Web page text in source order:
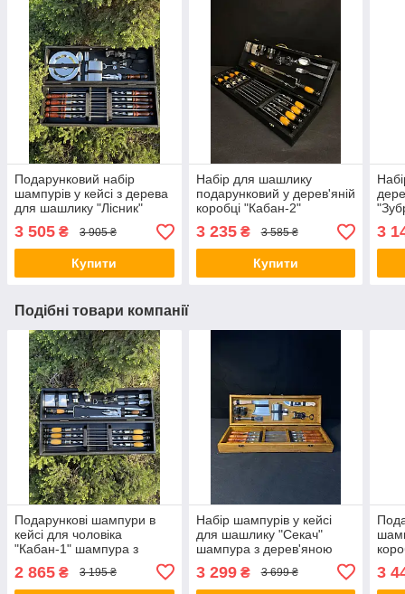
Подарунковий набір
шампурів у кейсі з дерева
для шашлику "Лісник"
подарункові шампури
3 505 ₴ 3 905 ₴
Купити
Набір для шашлику
подарунковий у дерев'яній
коробці "Кабан-2"
ручкою шампури з
гравіюванням
3 235₴ 3 585 ₴
Купити
3
Подібні товари компанії
Подарункові шампури в
кейсі для чоловіка
"Кабан-1" шампура з
коробці шампури з
2 865 ₴ 3 195 ₴
Набір шампурів у кейсі
для шашлику "Секач"
шампура з дерев'яною
подарунок шашличний
3 299₴ 3 699 ₴ 3